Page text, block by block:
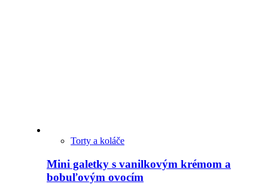
Torty a koláče
Mini galetky s vanilkovým krémom a
bobuľovým ovocím